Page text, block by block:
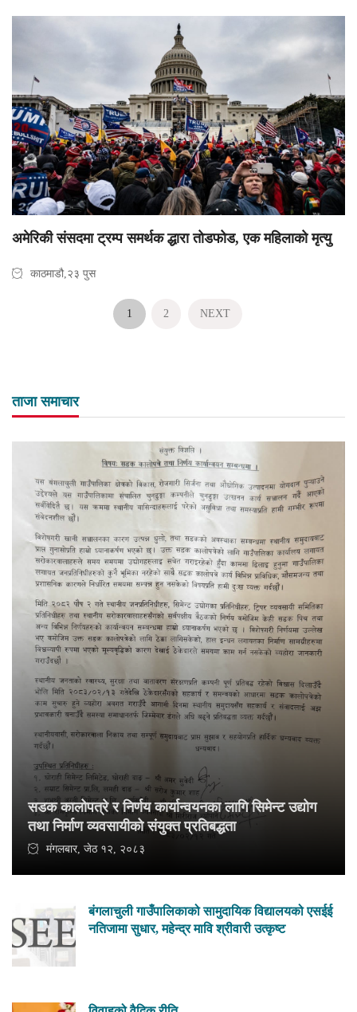
अमेरिकी संसदमा ट्रम्प समर्थक द्धारा तोडफोड, एक महिलाको मृत्यु
काठमाडौ,२३ पुस
1 2 NEXT
ताजा समाचार
सडक कालोपत्रे र निर्णय कार्यान्वयनका लागि सिमेन्ट उद्योग
तथा निर्माण व्यवसायीको संयुक्त प्रतिबद्धता
मंगलबार, जेठ १२, २०८३
बंगलाचुली गाउँपालिकाको सामुदायिक विद्यालयको एसईई
नतिजामा सुधार, महेन्द्र मावि श्रीवारी उत्कृष्ट